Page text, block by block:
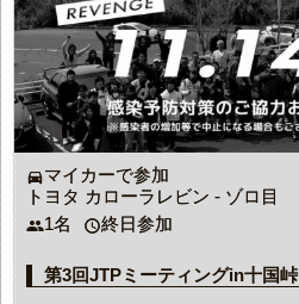
directions_carマイカーで参加
トヨタ カローラレビン - ゾロ目
people1名 access_time終日参加
第3回JTPミーティングin十国峠